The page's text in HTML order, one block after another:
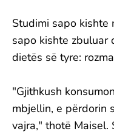
Studimi sapo kishte
sapo kishte zbuluar
dietës së tyre:
"Gjithkush
mbjellin, e përdorin
vajra," thotë Maisel.